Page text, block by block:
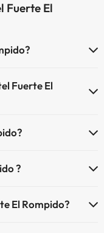
Fuerte El
Fuerte El
i altres instal·lacions.
?
El Rompido?